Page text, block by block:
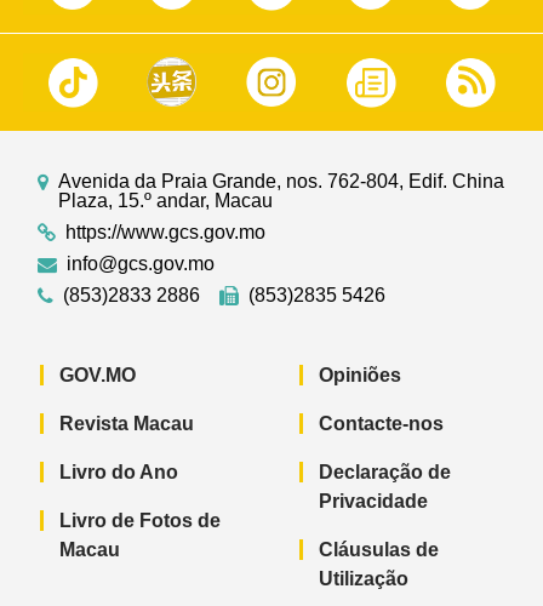
Avenida da Praia Grande, nos. 762-804, Edif. China
Plaza, 15.º andar, Macau
https://www.gcs.gov.mo
info@gcs.gov.mo
(853)2833 2886
(853)2835 5426
GOV.MO
Revista Macau
Livro do Ano
Livro de Fotos de
Macau
Opiniões
Contacte-nos
Declaração de
Privacidade
Cláusulas de
Utilização